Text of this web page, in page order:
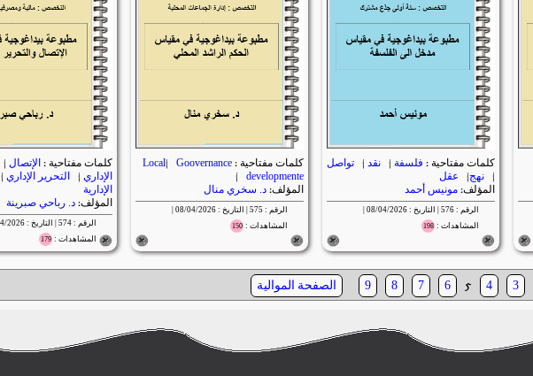
كلمات مفتاحية : فلسفة | نقد | تواصل
| نهج| عقل
المؤلف: مونيس أحمد
المشاهدات : 198
كلمات مفتاحية : Local| Goovernance
| developmente
المؤلف: د. سخري منال
المشاهدات : 150
كلمات مفتاحية : الإتصال |
الإداري | التحرير الإداري |
الإدارية
المؤلف: د. رباحي صبرينة
المشاهدات : 179
3
4
6
7
8
9 الصفحة الموالية